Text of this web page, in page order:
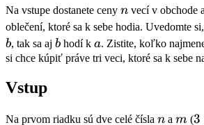
Na vstupe dostanete ceny n
n vecí v obchode
oblečení, ktoré sa k sebe hodia. Uvedomte
b, tak sa aj b
b hodí k a
a. Zistite, koľko
si chce kúpiť práve tri veci, ktoré sa k sebe
Vstup
Na prvom riadku sú dve celé čísla n
n a m
m (3
3